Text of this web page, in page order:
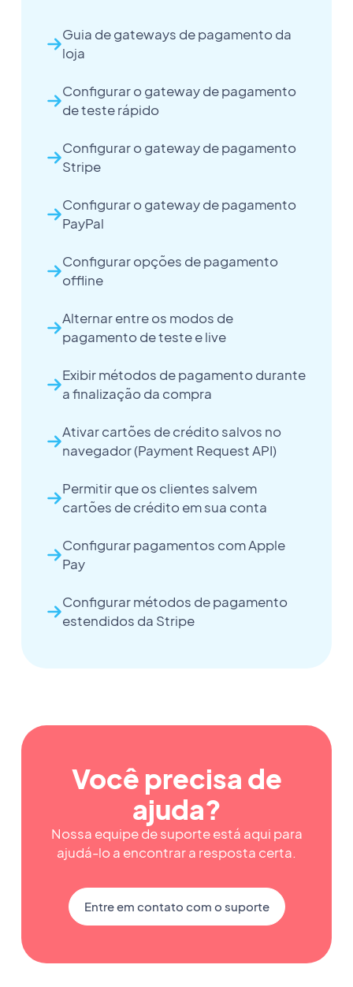
Guia de gateways de pagamento da
loja
Configurar o gateway de pagamento
de teste rápido
Configurar o gateway de pagamento
Stripe
Configurar o gateway de pagamento
PayPal
Configurar opções de pagamento
offline
Alternar entre os modos de
pagamento de teste e live
Exibir métodos de pagamento durante
a finalização da compra
Ativar cartões de crédito salvos no
navegador (Payment Request API)
Permitir que os clientes salvem
cartões de crédito em sua conta
Configurar pagamentos com Apple
Pay
Configurar métodos de pagamento
estendidos da Stripe
Você precisa de
ajuda?
Nossa equipe de suporte está aqui para
ajudá-lo a encontrar a resposta certa.
Entre em contato com o suporte